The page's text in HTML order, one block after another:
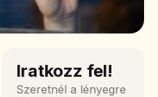
Iratkozz fel!
Szeretnél a lényegre